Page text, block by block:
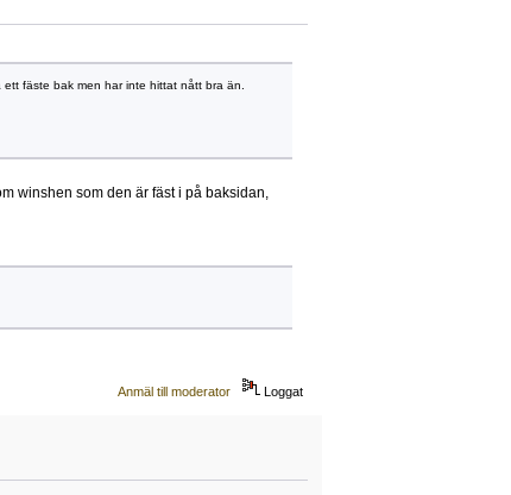
fäste bak men har inte hittat nått bra än.
winshen som den är fäst i på baksidan,
Anmäl till moderator Loggat